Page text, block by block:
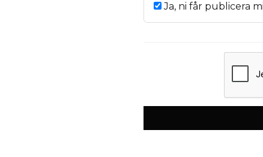
Ja, ni får publicera